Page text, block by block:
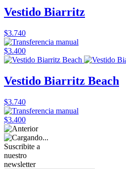
Vestido Biarritz
$3.740
$3.400
Vestido Biarritz Beach
$3.740
$3.400
Suscribite a
nuestro
newsletter